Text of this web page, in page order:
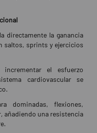
directamente la ganancia
saltos, sprints y ejercicios
el esfuerzo
cardiovascular se
dominadas, flexiones,
añadiendo una resistencia